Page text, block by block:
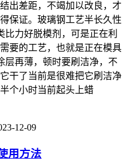
出差距，不竭加以改良，才
保证。玻璃钢工艺半长久性
比力好脱模剂，可是正在利
要的工艺，也就是正在模具
层再薄，顿时要刷洁净，不
干了当前是很难把它刷洁净
个小时当前起头上蜡
12-09
用方法